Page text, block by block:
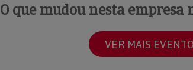
O que mudou nesta empresa
VER MAIS